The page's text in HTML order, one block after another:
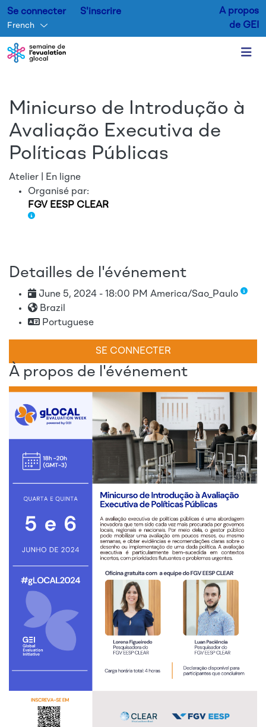
Se connecter S'inscrire
French
A propos
de GEI
Minicurso de Introdução à
Avaliação Executiva de
Políticas Públicas
Atelier | En ligne
Organisé par:
FGV EESP CLEAR
À propos de l'événement
Detailles de l'événement
June 5, 2024 - 18:00 PM America/Sao_Paulo
Brazil
Portuguese
SE CONNECTER